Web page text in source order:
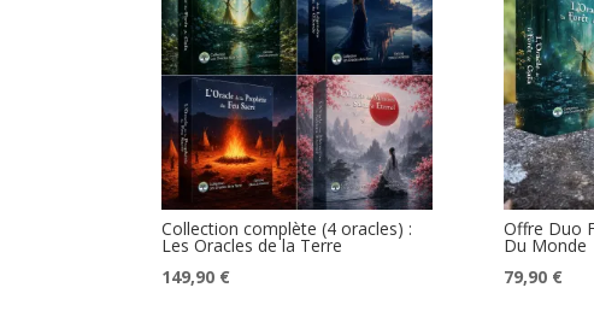
Collection complète (4 oracles) :
Les Oracles de la Terre
Le
149,90 €Le
Offre Duo
Du Monde
Le
79,90 €Le